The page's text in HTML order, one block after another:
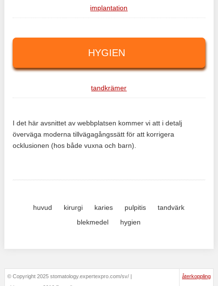
implantation
HYGIEN
tandkrämer
I det här avsnittet av webbplatsen kommer vi att i detalj
överväga moderna tillvägagångssätt för att korrigera
ocklusionen (hos både vuxna och barn).
huvud kirurgi karies pulpitis
tandvärk
blekmedel
hygien
© Copyright 2025 stomatology.expertexpro.com/sv/ |
återkoppling